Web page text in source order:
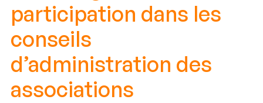
participation dans les
conseils
d’administration des
associations